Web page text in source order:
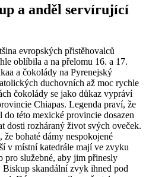
a anděl servírující
evropských přistěhovalců
oblíbila a na přelomu 16. a 17.
a čokolády na Pyrenejský
duchovních až moc rychle
čokolády se jako důkaz vypráví
Chiapas. Legenda praví, že
této mexické provincie dosazen
dosti rozháraný život svých oveček.
bohaté dámy nespokojené
v místní katedrále mají ve zvyku
pro služebné, aby jim přinesly
skandální zvyk ihned pod